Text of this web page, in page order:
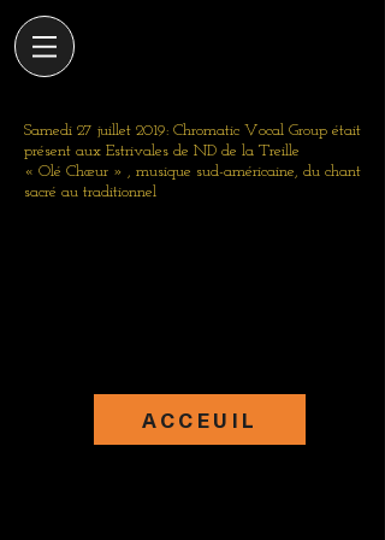
Samedi 27 juillet 2019: Chromatic Vocal Group était
présent aux Estrivales de ND de la Treille
« Olé Chœur » , musique sud-américaine, du chant
sacré au traditionnel
ACCEUIL